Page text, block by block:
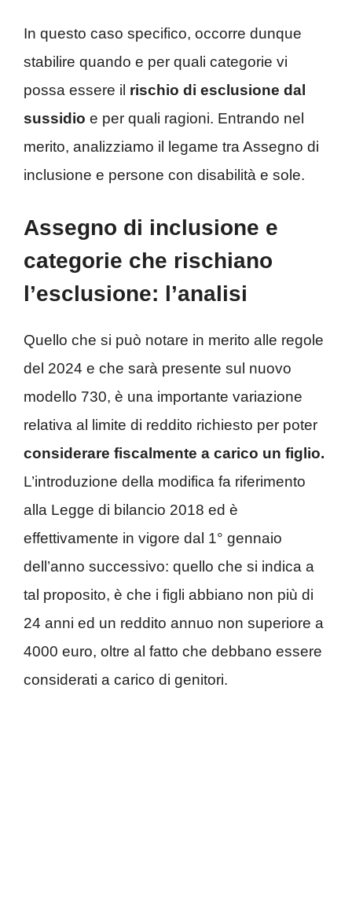
In questo caso specifico, occorre dunque
stabilire quando e per quali categorie vi
possa essere il rischio di esclusione dal
sussidio e per quali ragioni. Entrando nel
merito, analizziamo il legame tra Assegno di
inclusione e persone con disabilità e sole.
Assegno di inclusione e
categorie che rischiano
l’esclusione: l’analisi
Quello che si può notare in merito alle regole
del 2024 e che sarà presente sul nuovo
modello 730, è una importante variazione
relativa al limite di reddito richiesto per poter
considerare fiscalmente a carico un figlio.
L’introduzione della modifica fa riferimento
alla Legge di bilancio 2018 ed è
effettivamente in vigore dal 1° gennaio
dell’anno successivo: quello che si indica a
tal proposito, è che i figli abbiano non più di
24 anni ed un reddito annuo non superiore a
4000 euro, oltre al fatto che debbano essere
considerati a carico di genitori.